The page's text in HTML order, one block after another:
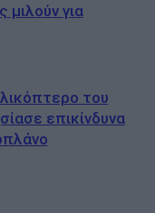
μιλούν για
του
επικίνδυνα